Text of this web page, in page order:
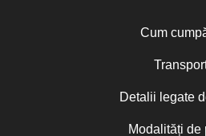
Cum
Detalii legate
Modalități de